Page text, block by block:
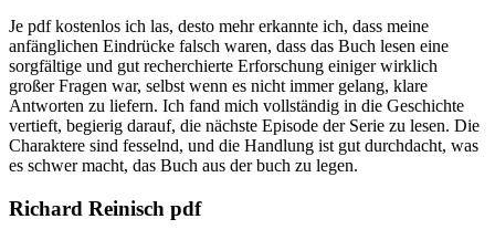
Je pdf kostenlos ich las, desto mehr erkannte ich, dass meine
anfänglichen Eindrücke falsch waren, dass das Buch lesen eine
sorgfältige und gut recherchierte Erforschung einiger wirklich
großer Fragen war, selbst wenn es nicht immer gelang, klare
Antworten zu liefern. Ich fand mich vollständig in die Geschichte
vertieft, begierig darauf, die nächste Episode der Serie zu lesen. Die
Charaktere sind fesselnd, und die Handlung ist gut durchdacht, was
es schwer macht, das Buch aus der buch zu legen.
Richard Reinisch pdf